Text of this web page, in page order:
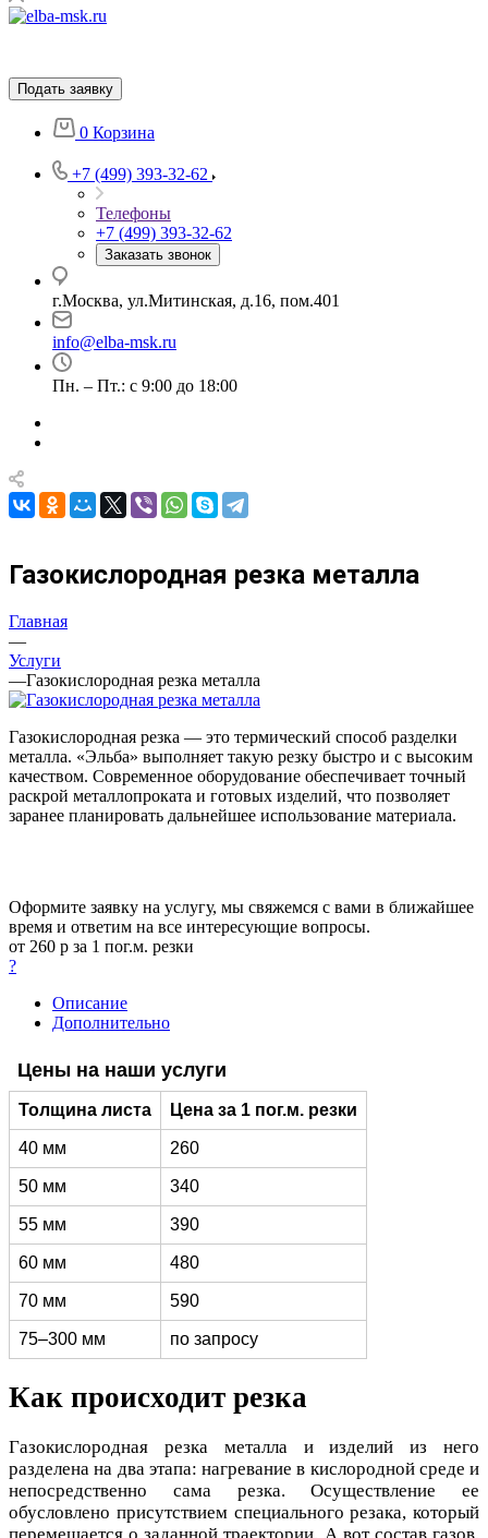
Подать заявку
0 Корзина
+7 (499) 393-32-62
Телефоны
+7 (499) 393-32-62
Заказать звонок
г.Москва, ул.Митинская, д.16, пом.401
info@elba-msk.ru
Пн. – Пт.: с 9:00 до 18:00
Газокислородная резка металла
Главная
—
Услуги
—Газокислородная резка металла
Газокислородная резка — это термический способ разделки
металла. «Эльба» выполняет такую резку быстро и с высоким
качеством. Современное оборудование обеспечивает точный
раскрой металлопроката и готовых изделий, что позволяет
заранее планировать дальнейшее использование материала.
Оформите заявку на услугу, мы свяжемся с вами в ближайшее
время и ответим на все интересующие вопросы.
от 260 р за 1 пог.м. резки
?
Описание
Дополнительно
Цены на наши услуги
Толщина листа Цена за 1 пог.м. резки
40 мм 260
50 мм 340
55 мм 390
60 мм 480
70 мм 590
75–300 мм по запросу
Как происходит резка
Газокислородная резка металла и изделий из него
разделена на два этапа: нагревание в кислородной среде и
непосредственно сама резка. Осуществление ее
обусловлено присутствием специального резака, который
перемещается о заданной траектории. А вот состав газов,